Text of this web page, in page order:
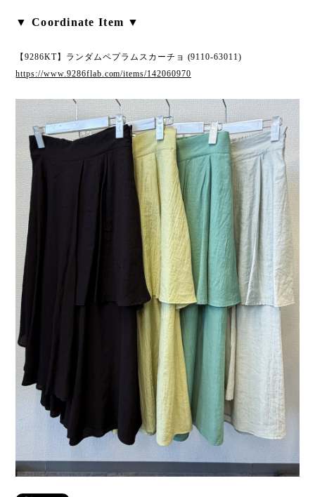
▼ Coordinate Item ▼
【9286KT】ランダムペプラムスカーチョ (9110-63011)
https://www.9286flab.com/items/142060970